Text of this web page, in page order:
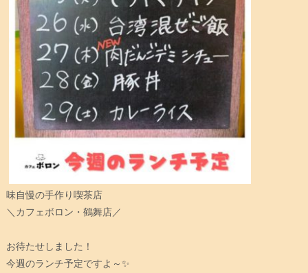
味自慢の手作り喫茶店
＼カフェボロン・鶴舞店／
お待たせしました！
今週のランチ予定ですよ～✨